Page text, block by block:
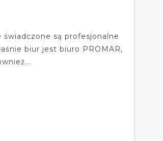
są profesjonalne
biur jest biuro PROMAR,